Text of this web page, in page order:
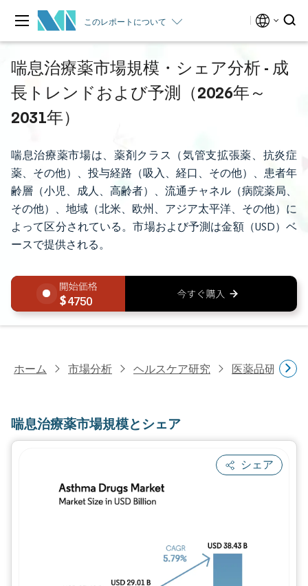
このレポートについて
喘息治療薬市場規模・シェア分析 - 成
長トレンドおよび予測（2026年～
2031年）
喘息治療薬市場は、薬剤クラス（気管支拡張薬、抗炎症
薬、その他）、投与経路（吸入、経口、その他）、患者年
齢層（小児、成人、高齢者）、流通チャネル（病院薬局、
その他）、地域（北米、欧州、アジア太平洋、その他）に
よって区分されている。市場および予測は金額（USD）ベ
ースで提供される。
4750
ホーム 市場分析 ヘルスケア研究 医薬品研究
喘息治療薬市場規模とシェア
シェア